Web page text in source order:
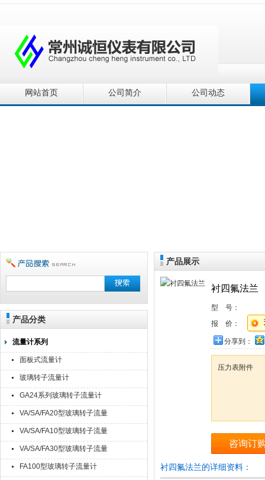
网站首页 公司简介 公司动态
产品分类
流量计系列
面板式流量计
玻璃转子流量计
GA24系列玻璃转子流量计
VA/SA/FA20型玻璃转子流量
计
VA/SA/FA10型玻璃转子流量
计
VA/SA/FA30型玻璃转子流量
计
FA100型玻璃转子流量计
产品展示
衬四氟法兰
型 号：
报 价：
分享到：
压力表附件
咨询订
衬四氟法兰的详细资料：